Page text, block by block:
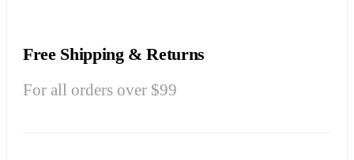
Free Shipping & Returns
For all orders over $99